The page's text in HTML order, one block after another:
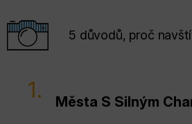
5 důvodů, proč
1. Města S Silným